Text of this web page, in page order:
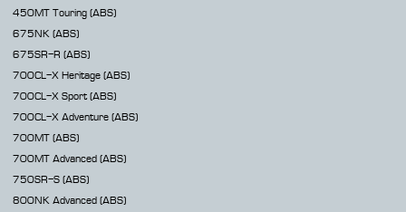
450MT Touring (ABS)
675NK (ABS)
675SR-R (ABS)
700CL-X Heritage (ABS)
700CL-X Sport (ABS)
700CL-X Adventure (ABS)
700MT (ABS)
700MT Advanced (ABS)
750SR-S (ABS)
800NK Advanced (ABS)